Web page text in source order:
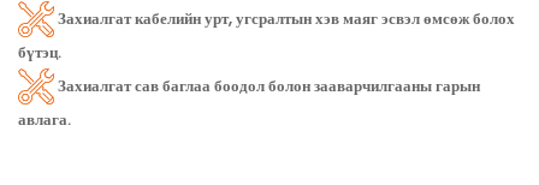
Захиалгат кабелийн урт, угсралтын хэв маяг эсвэл өмсөж болох
бүтэц.
Захиалгат сав баглаа боодол болон зааварчилгааны гарын
авлага.